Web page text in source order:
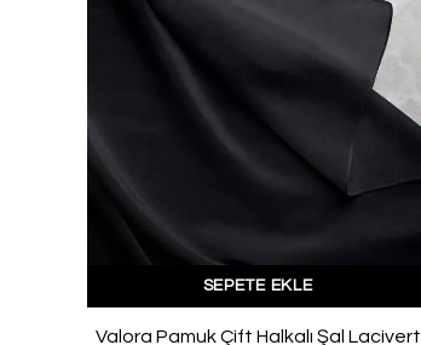
SEPETE EKLE
Valora Pamuk Çift Halkalı Şal Lacivert